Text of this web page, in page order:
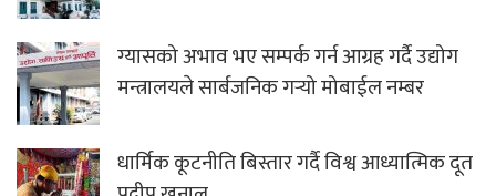
ग्यासको अभाव भए सम्पर्क गर्न आग्रह गर्दै उद्योग
मन्त्रालयले सार्बजनिक गर्‍यो मोबाईल नम्बर
धार्मिक कूटनीति बिस्तार गर्दै विश्व आध्यात्मिक दूत